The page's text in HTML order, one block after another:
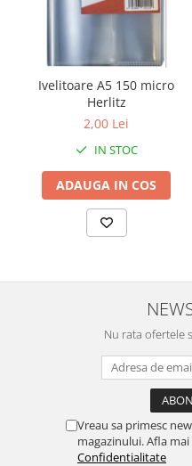
Ivelitoare A5 150 micro
Herlitz
2,00 Lei
IN STOC
ADAUGA IN COS
Nu rata ofertele
Vreau sa primesc
magazinului. Afla
Confidentialitate